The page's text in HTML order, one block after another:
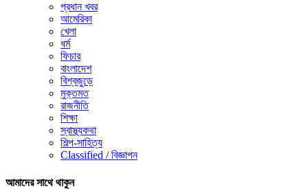
প্রধান খবর
আমেরিকা
খেলা
ধর্ম
ফিচার
বাংলাদেশ
বিশ্বজুড়ে
মুক্তমত
রাজনীতি
শিক্ষা
স্বাস্থ্যকথা
শিল্প-সাহিত্য
Classified / বিজ্ঞাপন
আমাদের সাথে থাকুন